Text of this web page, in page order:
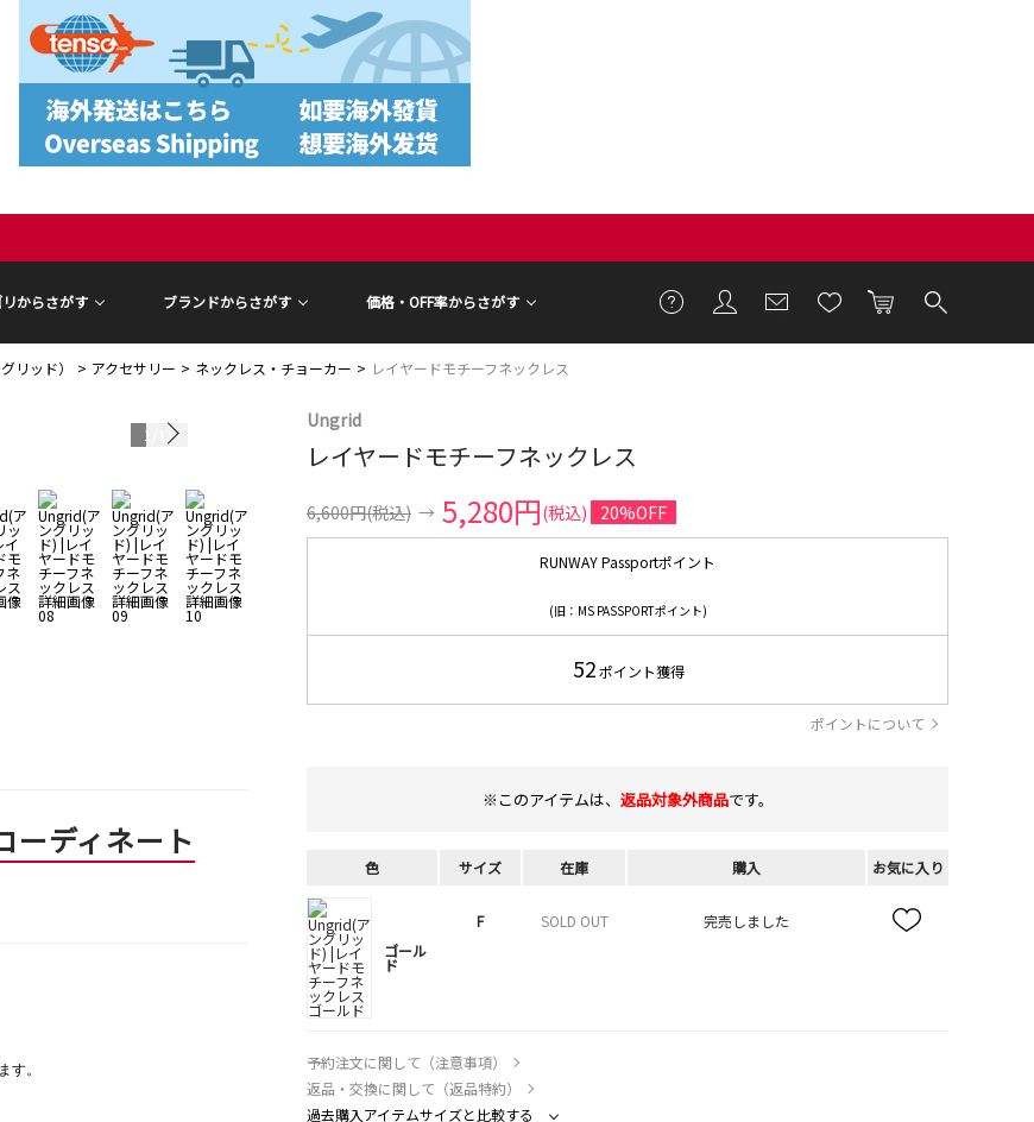
からさがす ブランドからさがす 価格・OFF率からさがす
リッド） アクセサリー ネックレス・チョーカー レイヤードモチーフネックレス
1 11
ーディネート
す。
Ungrid
レイヤードモチーフネックレス
6,600円(税込) → 5,280円(税込) 20%OFF
RUNWAY Passportポイント
(旧：MS PASSPORTポイント)
52ポイント獲得
ポイントについて
※このアイテムは、 返品対象外商品です。
色 サイズ 在庫 購入 お気に入り
ゴール
ド
F SOLD OUT 完売しました
予約注文に関して（注意事項）
返品・交換に関して（返品特約）
過去購入アイテムサイズと比較する